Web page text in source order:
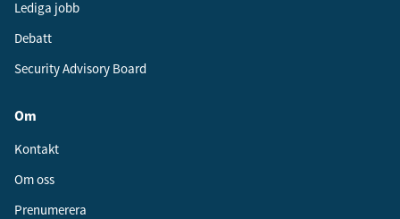
Lediga jobb
Debatt
Security Advisory Board
Om
Kontakt
Om oss
Prenumerera